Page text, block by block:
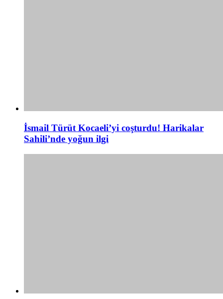
İsmail Türüt Kocaeli’yi coşturdu! Harikalar
Sahili’nde yoğun ilgi